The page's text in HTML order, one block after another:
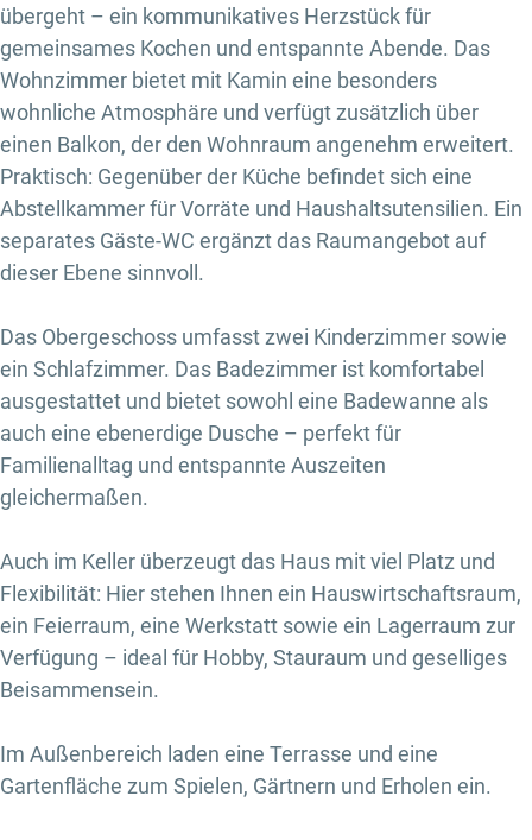
übergeht – ein kommunikatives Herzstück für
gemeinsames Kochen und entspannte Abende. Das
Wohnzimmer bietet mit Kamin eine besonders
wohnliche Atmosphäre und verfügt zusätzlich über
einen Balkon, der den Wohnraum angenehm erweitert.
Praktisch: Gegenüber der Küche befindet sich eine
Abstellkammer für Vorräte und Haushaltsutensilien. Ein
separates Gäste-WC ergänzt das Raumangebot auf
dieser Ebene sinnvoll.
Das Obergeschoss umfasst zwei Kinderzimmer sowie
ein Schlafzimmer. Das Badezimmer ist komfortabel
ausgestattet und bietet sowohl eine Badewanne als
auch eine ebenerdige Dusche – perfekt für
Familienalltag und entspannte Auszeiten
gleichermaßen.
Auch im Keller überzeugt das Haus mit viel Platz und
Flexibilität: Hier stehen Ihnen ein Hauswirtschaftsraum,
ein Feierraum, eine Werkstatt sowie ein Lagerraum zur
Verfügung – ideal für Hobby, Stauraum und geselliges
Beisammensein.
Im Außenbereich laden eine Terrasse und eine
Gartenfläche zum Spielen, Gärtnern und Erholen ein.